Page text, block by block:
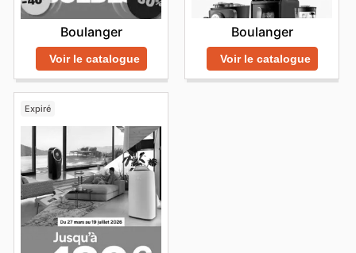
Boulanger
Voir le catalogue
Boulanger
Voir le catalogue
Expiré